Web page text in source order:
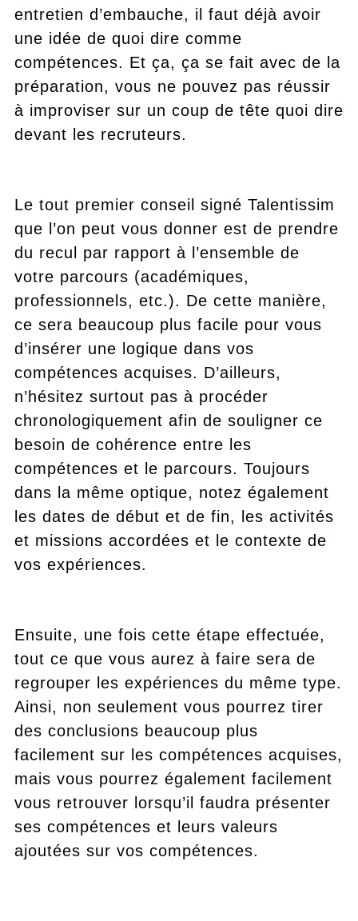
entretien d’embauche, il faut déjà avoir
une idée de quoi dire comme
compétences. Et ça, ça se fait avec de la
préparation, vous ne pouvez pas réussir
à improviser sur un coup de tête quoi dire
devant les recruteurs.
Le tout premier conseil signé Talentissim
que l’on peut vous donner est de prendre
du recul par rapport à l’ensemble de
votre parcours (académiques,
professionnels, etc.). De cette manière,
ce sera beaucoup plus facile pour vous
d’insérer une logique dans vos
compétences acquises. D’ailleurs,
n’hésitez surtout pas à procéder
chronologiquement afin de souligner ce
besoin de cohérence entre les
compétences et le parcours. Toujours
dans la même optique, notez également
les dates de début et de fin, les activités
et missions accordées et le contexte de
vos expériences.
Ensuite, une fois cette étape effectuée,
tout ce que vous aurez à faire sera de
regrouper les expériences du même type.
Ainsi, non seulement vous pourrez tirer
des conclusions beaucoup plus
facilement sur les compétences acquises,
mais vous pourrez également facilement
vous retrouver lorsqu’il faudra présenter
ses compétences et leurs valeurs
ajoutées sur vos compétences.